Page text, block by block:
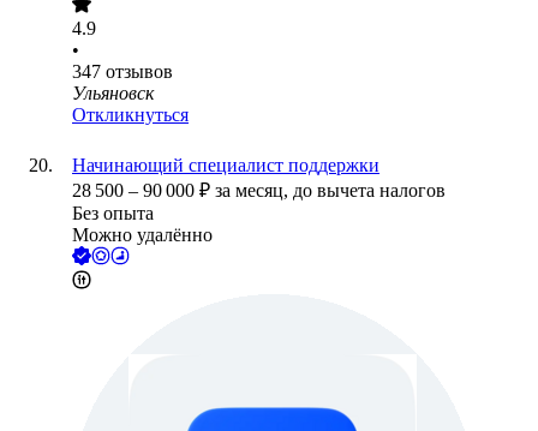
4.9
•
347 отзывов
Ульяновск
Откликнуться
Начинающий специалист поддержки
28 500 – 90 000 ₽ за месяц, до вычета налогов
Без опыта
Можно удалённо